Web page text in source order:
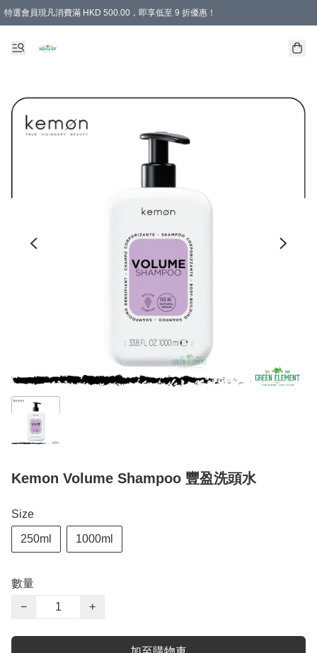
特選會員現凡消費滿 HKD 500.00，即享低至 9 折優惠！
Kemon Volume Shampoo 豐盈洗頭水
Size
250ml 1000ml
數量
−
+